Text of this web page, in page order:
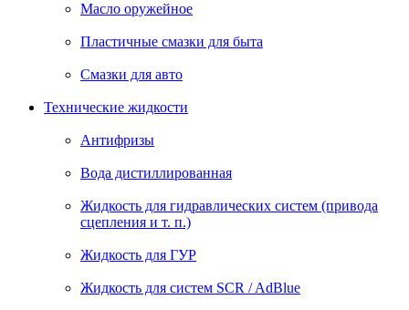
Масло оружейное
Пластичные смазки для быта
Смазки для авто
Технические жидкости
Антифризы
Вода дистиллированная
Жидкость для гидравлических систем (привода
сцепления и т. п.)
Жидкость для ГУР
Жидкость для систем SCR / AdBlue